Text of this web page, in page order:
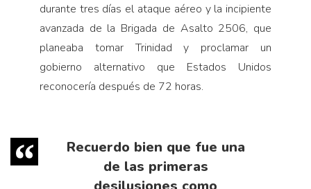
durante tres días el ataque aéreo y la incipiente
avanzada de la Brigada de Asalto 2506, que
planeaba tomar Trinidad y proclamar un
gobierno alternativo que Estados Unidos
reconocería después de 72 horas.
Recuerdo bien que fue una
de las primeras